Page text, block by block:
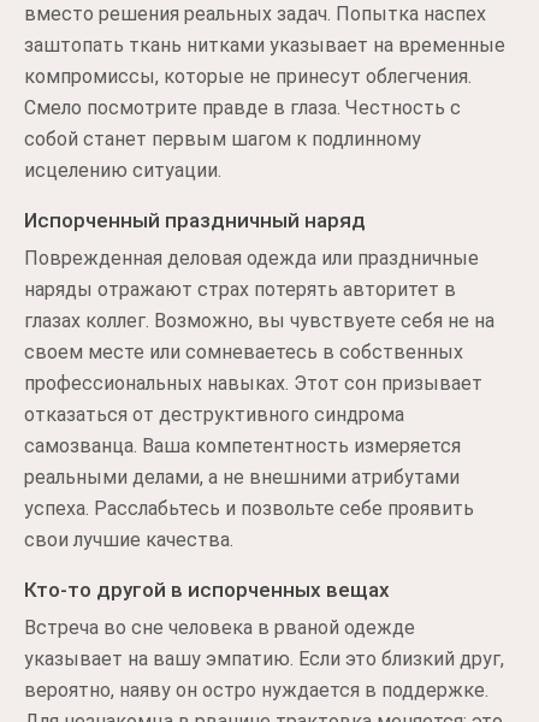
вместо решения реальных задач. Попытка наспех
заштопать ткань нитками указывает на временные
компромиссы, которые не принесут облегчения.
Смело посмотрите правде в глаза. Честность с
собой станет первым шагом к подлинному
исцелению ситуации.
Испорченный праздничный наряд
Поврежденная деловая одежда или праздничные
наряды отражают страх потерять авторитет в
глазах коллег. Возможно, вы чувствуете себя не на
своем месте или сомневаетесь в собственных
профессиональных навыках. Этот сон призывает
отказаться от деструктивного синдрома
самозванца. Ваша компетентность измеряется
реальными делами, а не внешними атрибутами
успеха. Расслабьтесь и позвольте себе проявить
свои лучшие качества.
Кто-то другой в испорченных вещах
Встреча во сне человека в рваной одежде
указывает на вашу эмпатию. Если это близкий друг,
вероятно, наяву он остро нуждается в поддержке.